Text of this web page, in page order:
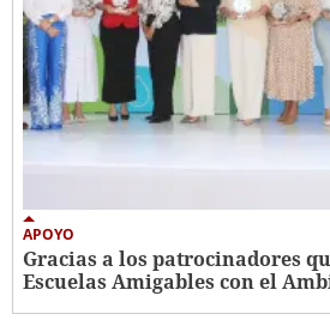
APOYO
Gracias a los patrocinadores
Escuelas Amigables con el